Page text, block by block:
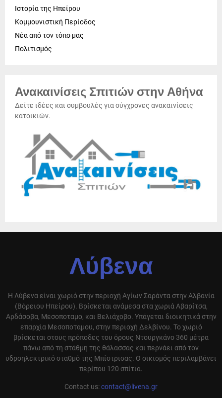
Ιστορία της Ηπείρου
Κομμουνιστική Περίοδος
Νέα από τον τόπο μας
Πολιτισμός
Ανακαινίσεις Σπιτιών στην Αθήνα
Δείτε ιδέες και συμβουλές για σύγχρονες ανακαινίσεις
κατοικιών.
Λύβενα
Η Λύβενα είναι χωριό στην περιοχή Αγίων Σαράντα στην Αλβανία
(Βόρειου Ηπείρου). Βρίσκεται ανάμεσα στα χωριά Αβαρίτσα,
Αρδάσοβα, Μεσοποταμο, και Βελιάχοβο. Υπάγεται διοικητικά στην
επαρχία Μεσοποταμου, στην περιοχή Δελβίνου. Το χωριό
βρίσκεται στους πρόποδες του όρους Ντουργκάνο 360 μέτρα
πάνω από τη στάθμη της θάλασσας και περνάει από τον
υδροηλεκτρικό σταθμό της Μπίστρισας. Ο οικισμός περιλαμβάνει
περίπου 120 σπίτια.
Contact us:contact@livena.gr